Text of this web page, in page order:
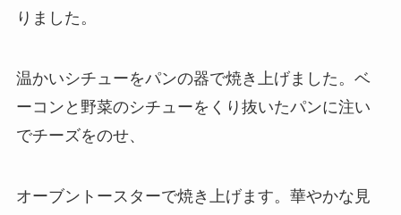
りました。
温かいシチューをパンの器で焼き上げました。ベ
ーコンと野菜のシチューをくり抜いたパンに注い
でチーズをのせ、
オーブントースターで焼き上げます。華やかな見